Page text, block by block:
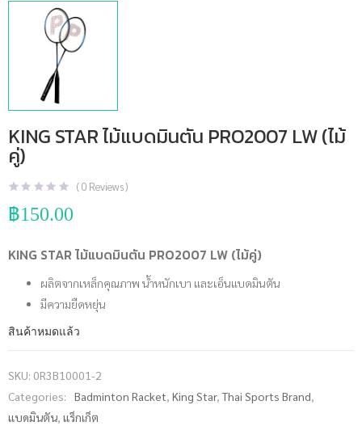
KING STAR ไม้แบดมินตัน PRO2007 LW (ไม้
คู่)
(0 Reviews )
฿150.00
KING STAR ไม้แบดมินตัน PRO2007 LW (ไม้คู่)
ผลิตจากเหล็กคุณภาพ น้ำหนักเบา และเอ็นแบดมินตัน
มีความยืดหยุ่น
สินค้าหมดแล้ว
SKU: 0R3B10001-2
Categories:
Badminton Racket, King Star,Thai Sports Brand,
แบดมินตัน, แร็กเก็ต